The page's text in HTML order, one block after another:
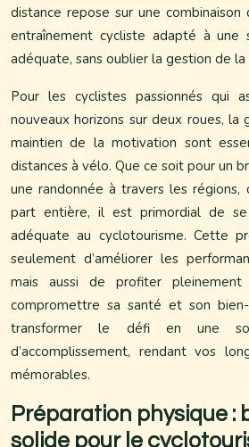
distance repose sur une combinaison
entraînement cycliste adapté à une
adéquate, sans oublier la gestion de
Pour les cyclistes passionnés qui
nouveaux horizons sur deux roues,
maintien de la motivation sont
distances à vélo. Que ce soit pour un
une randonnée à travers les
part entière, il est primordial de
adéquate au cyclotourisme. Cette
seulement d’améliorer les
mais aussi de profiter pleinement
compromettre sa santé et son
transformer le défi en une
d’accomplissement, rendant vos
mémorables.
Préparation physique :
solide pour le